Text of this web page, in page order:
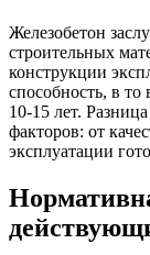
Железобетон
строительных
конструкции
способность, в то
10-15 лет.
факторов: от
эксплуатации